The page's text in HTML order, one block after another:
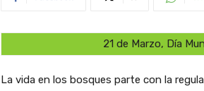
21 de Marzo, Día
La vida en los bosques parte con la